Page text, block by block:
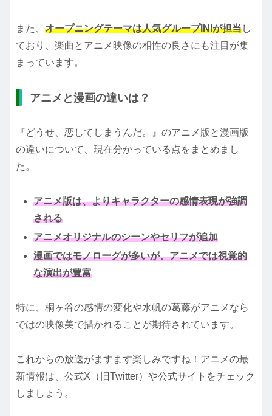
また、 オープニングテーマは人気グループINIが担当し
ており、楽曲とアニメ映像の相性の良さにも注目が集
まっています。
アニメと漫画の違いは？
『どうせ、恋してしまうんだ。』のアニメ版と漫画版
の違いについて、現在分かっている点をまとめまし
た。
アニメ版は、よりキャラクターの感情表現が強調
される
アニメオリジナルのシーンやセリフが追加
漫画ではモノローグが多いが、アニメでは視覚的
な演出が豊富
特に、桐ヶ谷の感情の変化や水帆の葛藤がアニメなら
ではの映像美で描かれることが期待されています。
これからの放送がますます楽しみですね！アニメの最
新情報は、公式X（旧Twitter）や公式サイトをチェック
しましょう。